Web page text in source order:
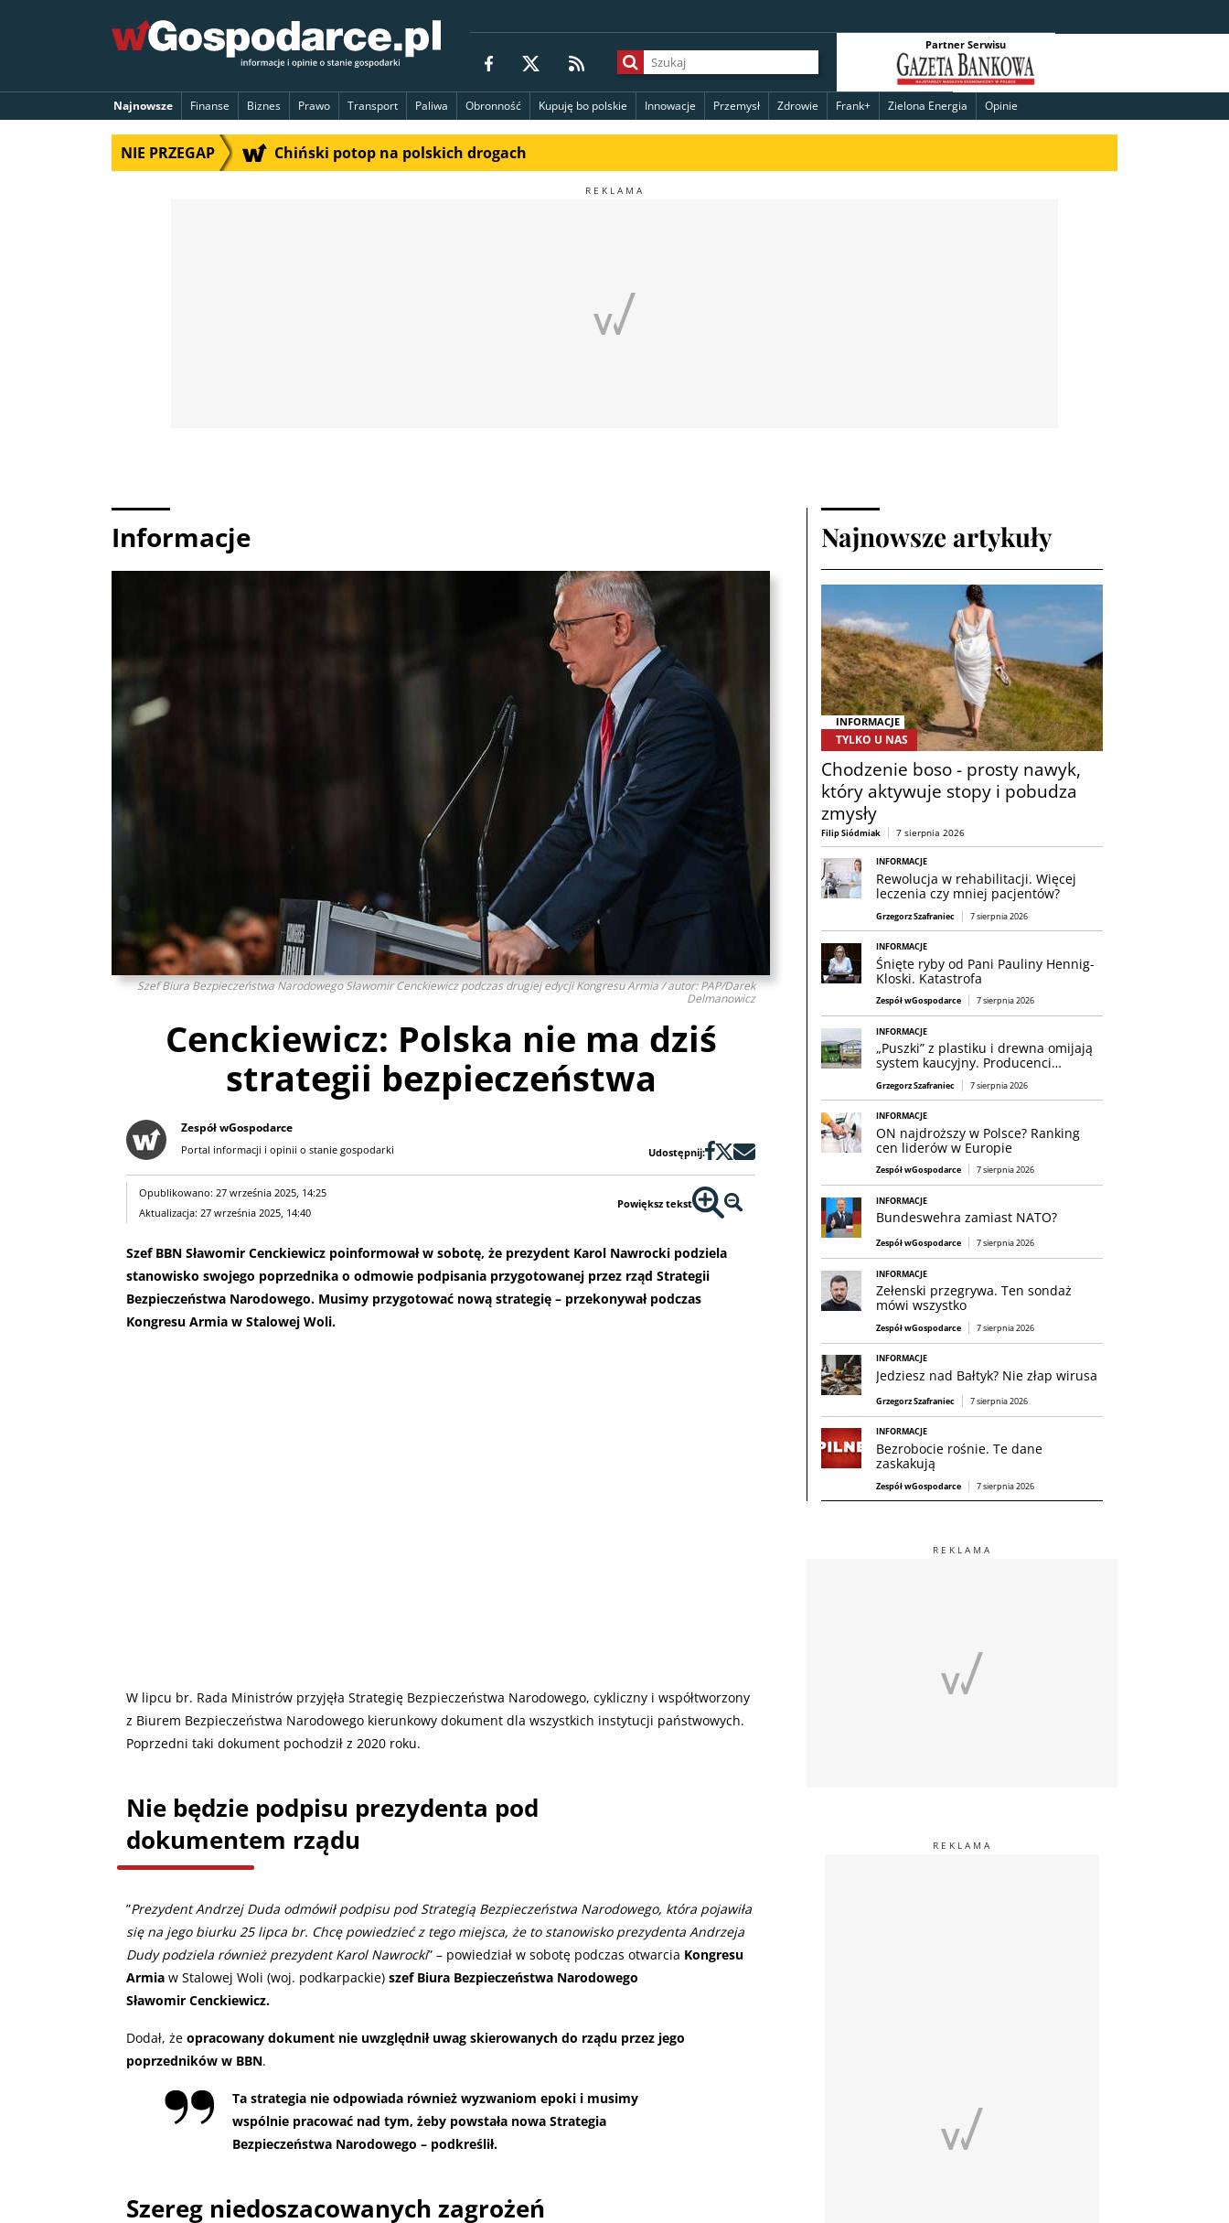
Partner Serwisu
Najnowsze Finanse Biznes Prawo Transport Paliwa Obronność Kupuję bo polskie Innowacje Przemysł Zdrowie Frank+ Zielona Energia Opinie
NIE PRZEGAP Chiński potop na polskich drogach
Informacje
Szef Biura Bezpieczeństwa Narodowego Sławomir Cenckiewicz podczas drugiej edycji Kongresu Armia / autor: PAP/Darek
Delmanowicz
Cenckiewicz: Polska nie ma dziś
strategii bezpieczeństwa
Zespół wGospodarce
Portal informacji i opinii o stanie gospodarki Udostępnij:
Opublikowano: 27 września 2025, 14:25
Aktualizacja: 27 września 2025, 14:40
Powiększ tekst
Szef BBN Sławomir Cenckiewicz poinformował w sobotę, że prezydent Karol Nawrocki podziela
stanowisko swojego poprzednika o odmowie podpisania przygotowanej przez rząd Strategii
Bezpieczeństwa Narodowego. Musimy przygotować nową strategię – przekonywał podczas
Kongresu Armia w Stalowej Woli.
W lipcu br. Rada Ministrów przyjęła Strategię Bezpieczeństwa Narodowego, cykliczny i współtworzony
z Biurem Bezpieczeństwa Narodowego kierunkowy dokument dla wszystkich instytucji państwowych.
Poprzedni taki dokument pochodził z 2020 roku.
Nie będzie podpisu prezydenta pod
dokumentem rządu
”Prezydent Andrzej Duda odmówił podpisu pod Strategią Bezpieczeństwa Narodowego, która pojawiła
się na jego biurku 25 lipca br. Chcę powiedzieć z tego miejsca, że to stanowisko prezydenta Andrzeja
Dudy podziela również prezydent Karol Nawrocki” – powiedział w sobotę podczas otwarcia Kongresu
Armia w Stalowej Woli (woj. podkarpackie) szef Biura Bezpieczeństwa Narodowego
Sławomir Cenckiewicz.
Dodał, że opracowany dokument nie uwzględnił uwag skierowanych do rządu przez jego
poprzedników w BBN.
Ta strategia nie odpowiada również wyzwaniom epoki i musimy
wspólnie pracować nad tym, żeby powstała nowa Strategia
Bezpieczeństwa Narodowego – podkreślił.
Szereg niedoszacowanych zagrożeń
Najnowsze artykuły
INFORMACJE
TYLKO U NAS
Chodzenie boso - prosty nawyk,
który aktywuje stopy i pobudza
zmysły
Filip Siódmiak 7 sierpnia 2026
INFORMACJE
Rewolucja w rehabilitacji. Więcej
leczenia czy mniej pacjentów?
Grzegorz Szafraniec 7 sierpnia 2026
INFORMACJE
Śnięte ryby od Pani Pauliny Hennig-
Kloski. Katastrofa
Zespół wGospodarce 7 sierpnia 2026
INFORMACJE
„Puszki” z plastiku i drewna omijają
system kaucyjny. Producenci…
Grzegorz Szafraniec 7 sierpnia 2026
INFORMACJE
ON najdroższy w Polsce? Ranking
cen liderów w Europie
Zespół wGospodarce 7 sierpnia 2026
INFORMACJE
Bundeswehra zamiast NATO?
Zespół wGospodarce 7 sierpnia 2026
INFORMACJE
Zełenski przegrywa. Ten sondaż
mówi wszystko
Zespół wGospodarce 7 sierpnia 2026
INFORMACJE
Jedziesz nad Bałtyk? Nie złap wirusa
Grzegorz Szafraniec 7 sierpnia 2026
INFORMACJE
Bezrobocie rośnie. Te dane
zaskakują
Zespół wGospodarce 7 sierpnia 2026